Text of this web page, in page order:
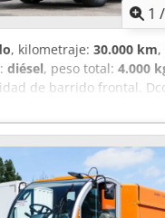
1 /
, kilometraje: 30.000 km,
diésel, peso total: 4.000
de barrido frontal.
* Modelo: CityCat
* Cepillo lateral
otra pregunta,
inglés, francés